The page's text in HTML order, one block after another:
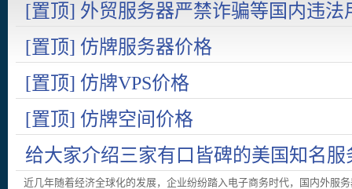
[置顶] 外贸服务器严禁诈骗等国内违法
国内在严打诈骗。
[置顶] 仿牌服务器价格
[置顶] 仿牌VPS价格
[置顶] 仿牌空间价格
给大家介绍三家有口皆碑的美国知名服
近几年随着经济全球化的发展，企业纷纷踏入电子商务时代，国内外服